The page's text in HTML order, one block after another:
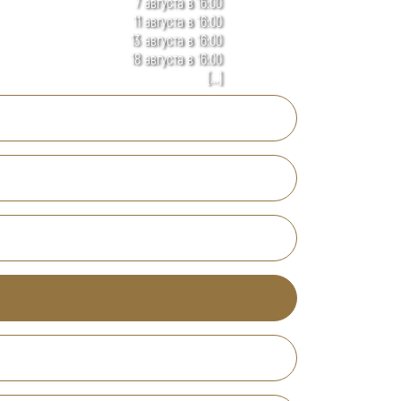
11 августа в 16:00
13 августа в 16:00
18 августа в 16:00
[...]